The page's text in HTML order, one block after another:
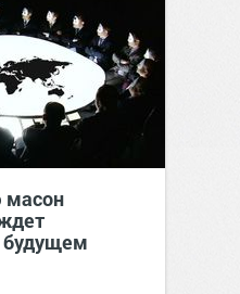
масон
будущем